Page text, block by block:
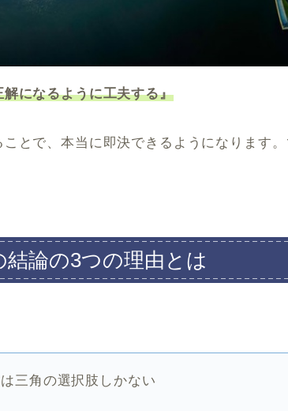
になるように工夫する』
ことで、本当に即決できるようになります
結論の3つの理由とは
三角の選択肢しかない